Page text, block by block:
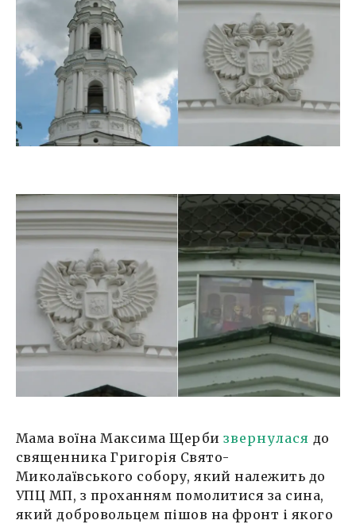
Мама воїна Максима Щербизвернулася до
священника Григорія Свято-
Миколаївського собору, який належить до
УПЦ МП, з проханням помолитися за сина,
який добровольцем пішов на фронт і якого